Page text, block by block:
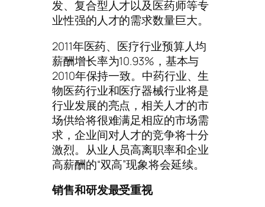
发、复合型人才以及医药师等专
业性强的人才的需求数量巨大。
2011年医药、医疗行业预算人均
薪酬增长率为10.93%，基本与
2010年保持一致。中药行业、生
物医药行业和医疗器械行业将是
行业发展的亮点，相关人才的市
场供给将很难满足相应的市场需
求，企业间对人才的竞争将十分
激烈。从业人员高离职率和企业
高薪酬的“双高”现象将会延续。
销售和研发最受重视